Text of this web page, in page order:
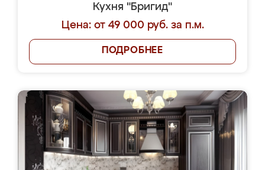
Кухня "Бригид"
Цена: от 49 000 руб. за п.м.
ПОДРОБНЕЕ